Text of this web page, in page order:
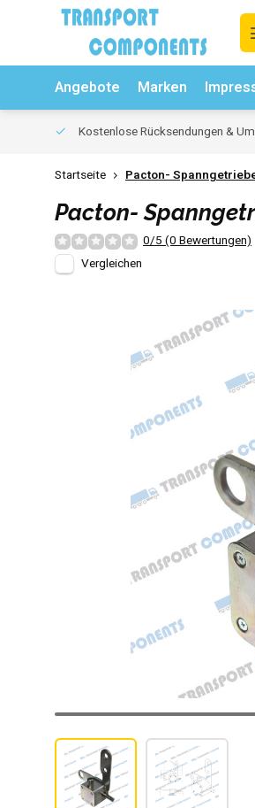
Angebote Marken
Kostenlose Rücksendungen &
Startseite Pacton-
Pacton-
0/5 (0 Bewertungen)
Vergleichen